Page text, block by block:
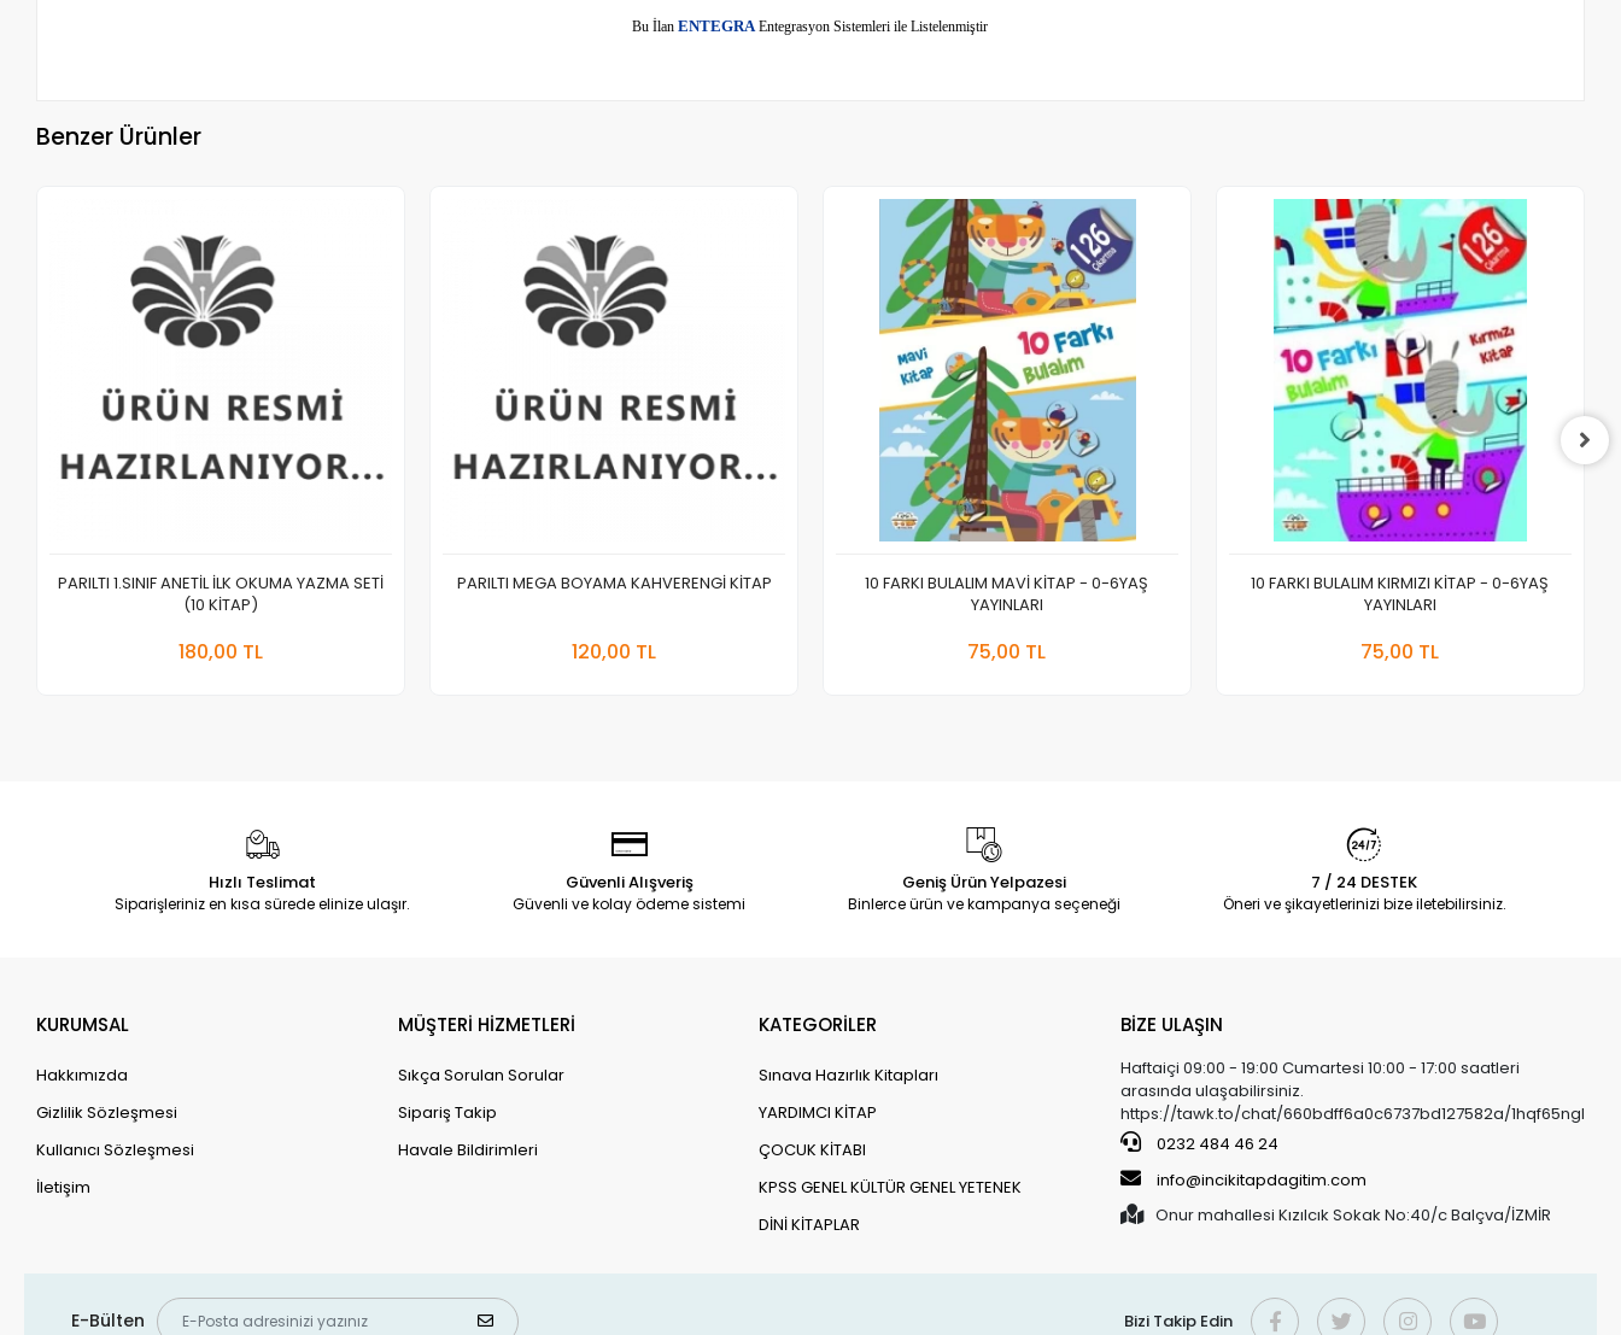
Bu İlanENTEGRAEntegrasyon Sistemleri ile Listelenmiştir
Benzer Ürünler
PARILTI 1.SINIF ANETİL İLK OKUMA YAZMA SETİ
(10 KİTAP)
180,00 TL
PARILTI MEGA BOYAMA KAHVERENGİ KİTAP
120,00 TL
10 FARKI BULALIM MAVİ KİTAP - 0-6YAŞ
YAYINLARI
75,00 TL
10 FARKI BULALIM KIRMIZI KİTAP - 0-6YAŞ
YAYINLARI
75,00 TL
Hızlı Teslimat
Siparişleriniz en kısa sürede elinize ulaşır.
Güvenli Alışveriş
Güvenli ve kolay ödeme sistemi
Geniş Ürün Yelpazesi
Binlerce ürün ve kampanya seçeneği
7 / 24 DESTEK
Öneri ve şikayetlerinizi bize iletebilirsiniz.
KURUMSAL
Hakkımızda
Gizlilik Sözleşmesi
Kullanıcı Sözleşmesi
İletişim
MÜŞTERİ HİZMETLERİ
Sıkça Sorulan Sorular
Sipariş Takip
Havale Bildirimleri
KATEGORİLER
Sınava Hazırlık Kitapları
YARDIMCI KİTAP
ÇOCUK KİTABI
KPSS GENEL KÜLTÜR GENEL YETENEK
DİNİ KİTAPLAR
BİZE ULAŞIN
Haftaiçi 09:00 - 19:00 Cumartesi 10:00 - 17:00 saatleri
arasında ulaşabilirsiniz.
https://tawk.to/chat/660bdff6a0c6737bd127582a/1hqf65ngl
0232 484 46 24
info@incikitapdagitim.com
Onur mahallesi Kızılcık Sokak No:40/c Balçva/İZMİR
E-Bülten Bizi Takip Edin